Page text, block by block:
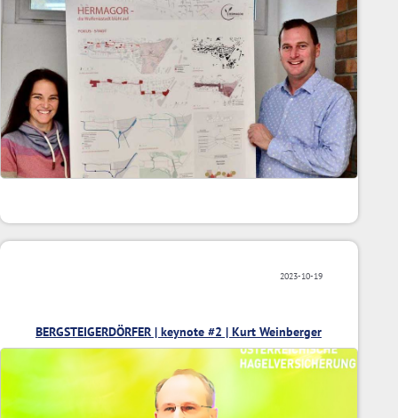
2023-10-19
BERGSTEIGERDÖRFER | keynote #2 | Kurt Weinberger